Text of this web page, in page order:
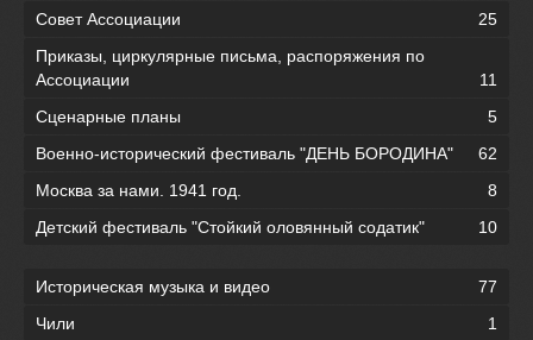
Совет Ассоциации
25
Приказы, циркулярные письма, распоряжения по
Ассоциации
11
Сценарные планы
5
Военно-исторический фестиваль "ДЕНЬ БОРОДИНА"
62
Москва за нами. 1941 год.
8
Детский фестиваль "Стойкий оловянный содатик"
10
Историческая музыка и видео
77
Чили
1